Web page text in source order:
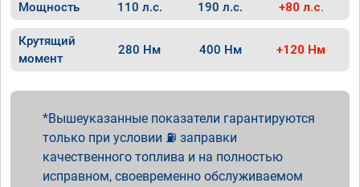
Мощность 110 л.с. 190 л.с. +80 л.с.
Крутящий
момент
280 Нм 400 Нм +120 Нм
Вышеуказанные показатели гарантируются
только при условии ⛽ заправки
качественного топлива и на полностью
исправном, своевременно обслуживаемом